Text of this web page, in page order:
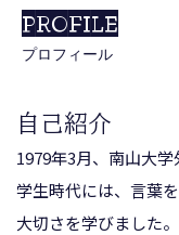
PROFILE
プロフィール
自己紹介
1979年3月、南山大
学生時代には、言葉
大切さを学びました。